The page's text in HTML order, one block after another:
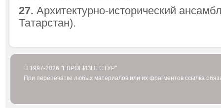
27. Архитектурно-исторический
Татарстан).
© 1997-2026 "ЕВРОБИЗНЕСТУР"
При перепечатке любых материалов или их фрагментов ссылка